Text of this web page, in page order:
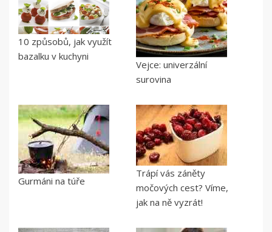
10 způsobů, jak využít
bazalku v kuchyni
Vejce: univerzální
surovina
Gurmáni na túře
Trápí vás záněty
močových cest? Víme,
jak na ně vyzrát!